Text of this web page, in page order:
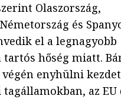
Olaszország,
és
el a legnagyobb
tartós hőség miatt.
enyhülni
az EU